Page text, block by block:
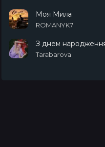
Моя Мила
ROMANYK7
З днем
Tarabarova